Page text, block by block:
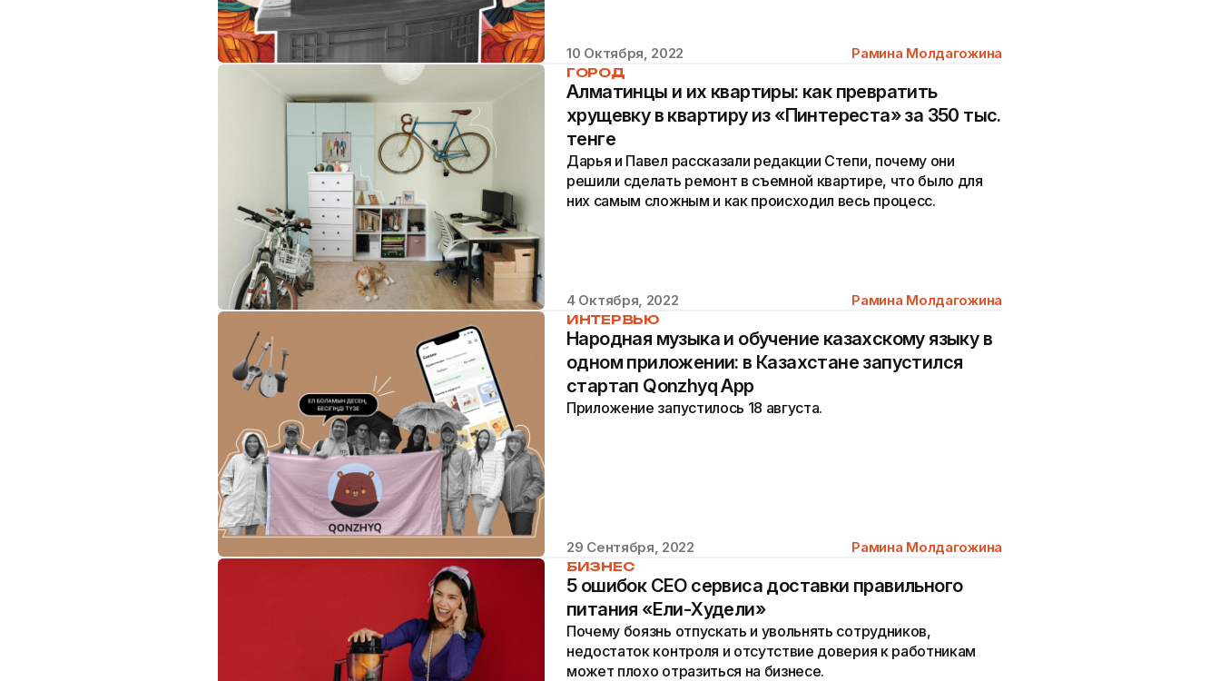
10 Октября, 2022 Рамина Молдагожина
ГОРОД
Алматинцы и их квартиры: как превратить
хрущевку в квартиру из «Пинтереста» за 350 тыс.
тенге
Дарья и Павел рассказали редакции Степи, почему они
решили сделать ремонт в съемной квартире, что было для
них самым сложным и как происходил весь процесс.
4 Октября, 2022 Рамина Молдагожина
ИНТЕРВЬЮ
Народная музыка и обучение казахскому языку в
одном приложении: в Казахстане запустился
стартап Qonzhyq App
Приложение запустилось 18 августа.
29 Сентября, 2022 Рамина Молдагожина
БИЗНЕС
5 ошибок CEO сервиса доставки правильного
питания «Ели-Худели»
Почему боязнь отпускать и увольнять сотрудников,
недостаток контроля и отсутствие доверия к работникам
может плохо отразиться на бизнесе.